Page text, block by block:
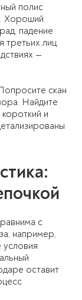
полис
Хороший
падение
третьих лиц.
—
скан
Найдите
и
с
например,
условия
оставит